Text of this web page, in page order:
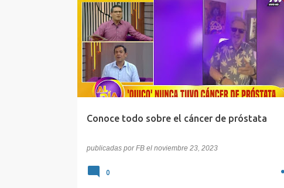
E
n
t
r
a
Conoce todo sobre el cáncer de próstata
publicadas porFB el noviembre 23, 2023
CÁNCER CÁNCERDEPRÓSTATA HOMBRES
PREVENCIÓN PRÓSTATA
0